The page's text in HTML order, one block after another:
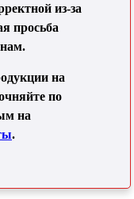
из-за
просьба
на
по
на
.